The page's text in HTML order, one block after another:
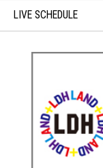
LIVE SCHEDULE